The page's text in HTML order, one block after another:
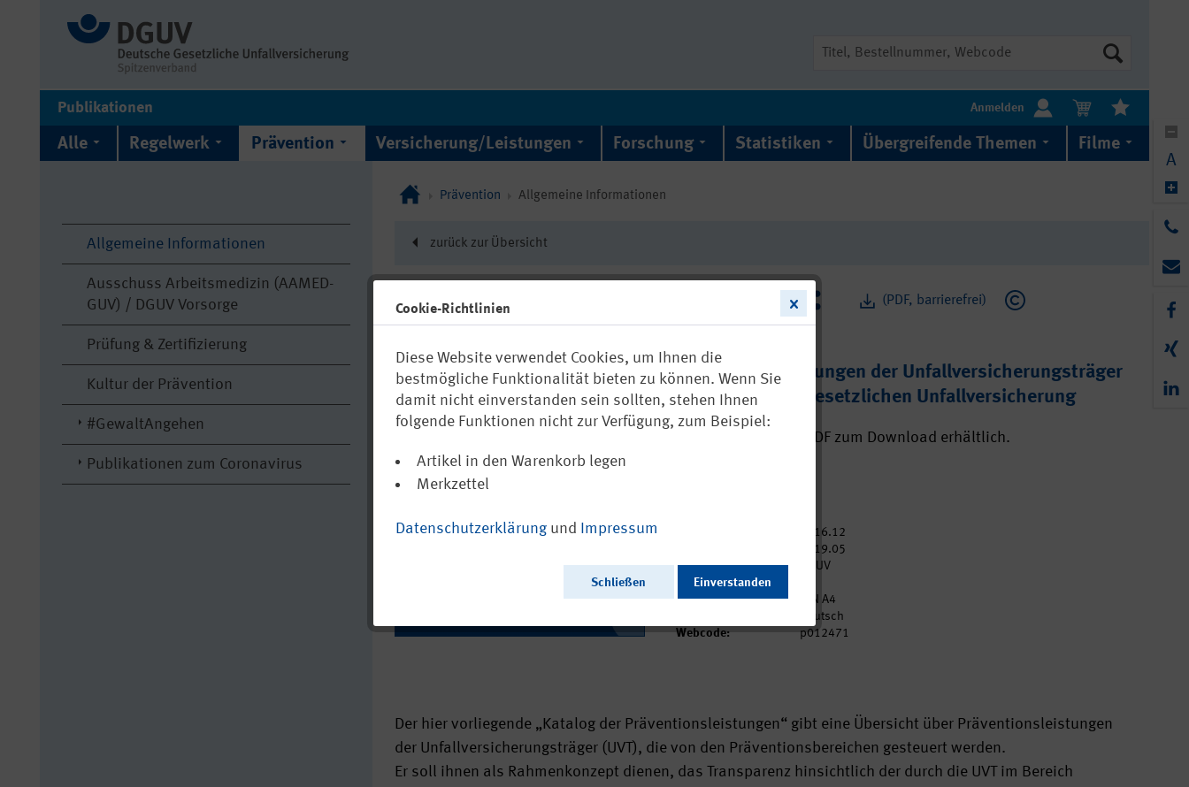
Publikationen Anmelden
Alle Regelwerk Prävention Versicherung/Leistungen Forschung Statistiken Übergreifende Themen Filme
Allgemeine Informationen
Ausschuss Arbeitsmedizin (AAMED-
GUV) / DGUV Vorsorge
Prüfung & Zertifizierung
Kultur der Prävention
#GewaltAngehen
Publikationen zum Coronavirus
Prävention Allgemeine Informationen
zurück zur Übersicht
(PDF, barrierefrei)
Präventionsleistungen der Unfallversicherungsträger
der Deutschen Gesetzlichen Unfallversicherung
Ausschließlich als PDF zum Download erhältlich.
2016.12
2019.05
Herausgeber:
DGUV
Seitenzahl:
Format:
DIN A4
Deutsch
Webcode:
p012471
Der hier vorliegende „Katalog der Präventionsleistungen“ gibt eine Übersicht über Präventionsleistungen
der Unfallversicherungsträger (UVT), die von den Präventionsbereichen gesteuert werden.
Er soll ihnen als Rahmenkonzept dienen, das Transparenz hinsichtlich der durch die UVT im Bereich
A
Cookie-Richtlinien
Diese Website verwendet Cookies, um Ihnen die
bestmögliche Funktionalität bieten zu können. Wenn Sie
damit nicht einverstanden sein sollten, stehen Ihnen
folgende Funktionen nicht zur Verfügung, zum Beispiel:
Artikel in den Warenkorb legen
Merkzettel
Datenschutzerklärung und Impressum
Schließen Einverstanden